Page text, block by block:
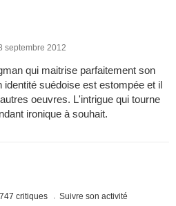
septembre 2012
qui maitrise parfaitement son
suédoise est estompée et il
oeuvres. L'intrigue qui tourne
ironique à souhait.
critiques Suivre son activité